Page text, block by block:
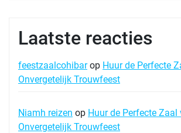
Laatste reacties
feestzaalcohibarop Huur de Perfecte
Onvergetelijk Trouwfeest
Niamh reizen op Huur de Perfecte
Onvergetelijk Trouwfeest